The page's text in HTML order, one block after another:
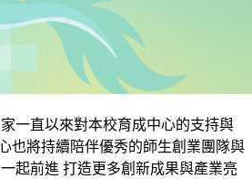
一直以來對本校育成中心的支持與
也將持續陪伴優秀的師生創業團隊與
起前進 打造更多創新成果與產業亮